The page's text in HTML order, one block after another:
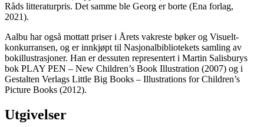
Råds litteraturpris. Det samme ble Georg er borte (Ena forlag,
2021).
Aalbu har også mottatt priser i Årets vakreste bøker og Visuelt-
konkurransen, og er innkjøpt til Nasjonalbibliotekets samling av
bokillustrasjoner. Han er dessuten representert i Martin Salisburys
bok PLAY PEN – New Children’s Book Illustration (2007) og i
Gestalten Verlags Little Big Books – Illustrations for Children’s
Picture Books (2012).
Utgivelser